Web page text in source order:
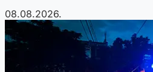
08.08.2026.